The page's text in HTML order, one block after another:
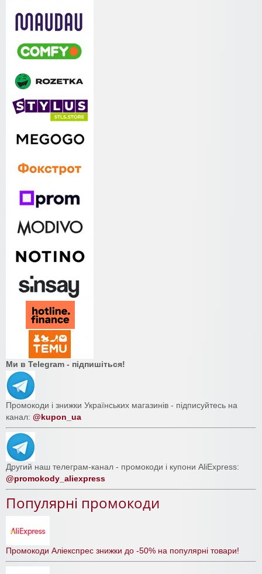
Ми в Telegram - підпишіться!
Промокоди і знижки Українських магазинів - підписуйтесь на
канал: @kupon_ua
Другий наш телеграм-канал - промокоди і купони AliExpress:
@promokody_aliexpress
Популярні промокоди
Промокоди Аліекспрес знижки до -50% на популярні товари!